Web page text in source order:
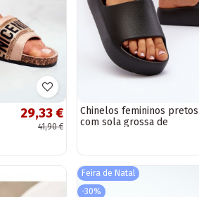
29,33 €
41,90 €
Chinelos femininos pretos
com sola grossa de
Feira de Natal
-30%